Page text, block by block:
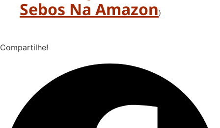
Sebos Na Amazon)
Compartilhe!